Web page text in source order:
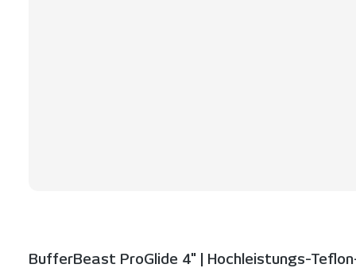
BufferBeast ProGlide 4" | Hochleistungs-